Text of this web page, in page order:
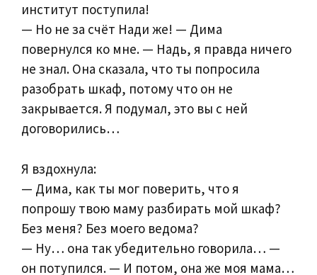
институт поступила!
— Но не за счёт Нади же! — Дима
повернулся ко мне. — Надь, я правда ничего
не знал. Она сказала, что ты попросила
разобрать шкаф, потому что он не
закрывается. Я подумал, это вы с ней
договорились…
Я вздохнула:
— Дима, как ты мог поверить, что я
попрошу твою маму разбирать мой шкаф?
Без меня? Без моего ведома?
— Ну… она так убедительно говорила… —
он потупился. — И потом, она же моя мама…